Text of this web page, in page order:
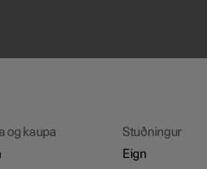
og kaupa
Stuðningur
Eign